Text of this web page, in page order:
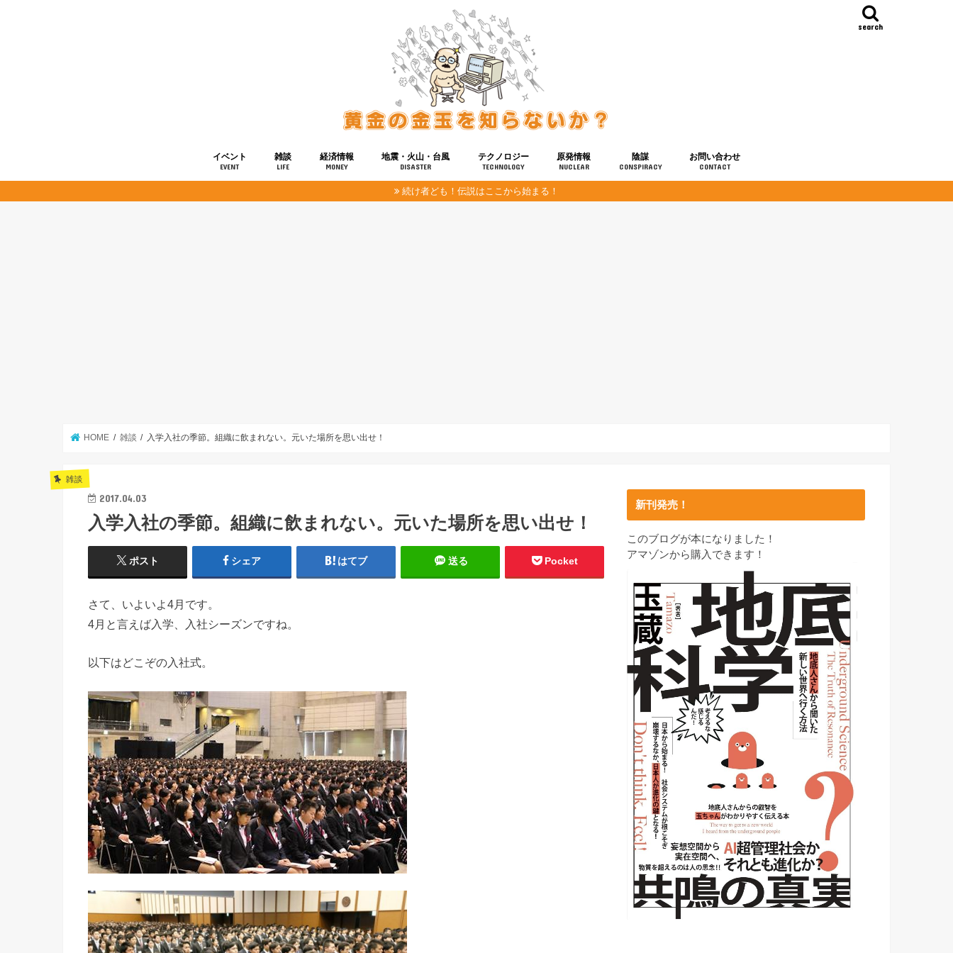
search
イベント
EVENT
雑談
LIFE
経済情報
MONEY
地震・火山・台風
DISASTER
テクノロジー
TECHNOLOGY
健康
宇宙
原発情報
NUCLEAR
陰謀
CONSPIRACY
お問い合わせ
CONTACT
続け者ども！伝説はここから始まる！
HOME 雑談 入学入社の季節。組織に飲まれない。元いた場所を思い出せ！
雑談
2017.04.03
入学入社の季節。組織に飲まれない。元いた場所を思い出せ！
ポスト シェア はてブ 送る Pocket
さて、いよいよ4月です。
4月と言えば入学、入社シーズンですね。
以下はどこぞの入社式。
新刊発売！
このブログが本になりました！
アマゾンから購入できます！